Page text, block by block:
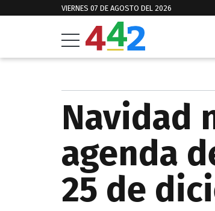
VIERNES 07 DE AGOSTO DEL 2026
Navidad
agenda
25 de